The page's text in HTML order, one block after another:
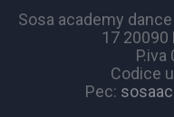
Sosa academy
17 20090
Codice
Pec: